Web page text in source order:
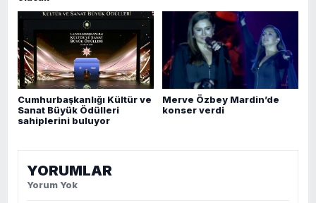
Cumhurbaşkanlığı Kültür ve
Sanat Büyük Ödülleri
sahiplerini buluyor
Merve Özbey Mardin’de
konser verdi
YORUMLAR
Yorum Yok